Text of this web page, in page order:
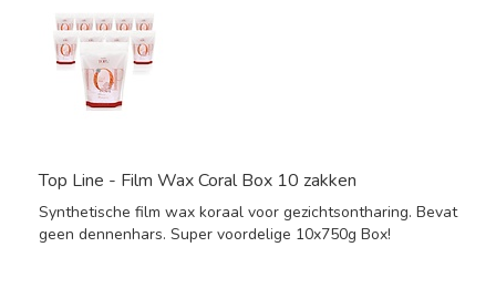
Top Line - Film Wax Coral Box 10 zakken
Synthetische film wax koraal voor gezichtsontharing. Bevat
geen dennenhars. Super voordelige 10x750g Box!